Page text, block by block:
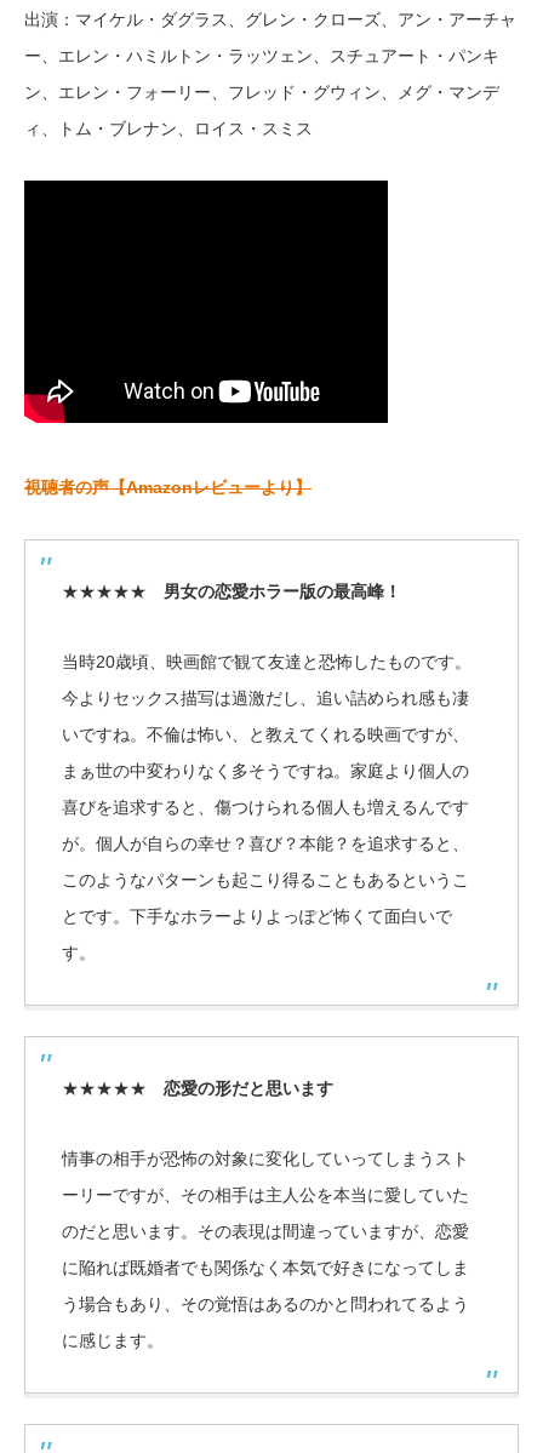
出演：マイケル・ダグラス、グレン・クローズ、アン・アーチャ
ー、エレン・ハミルトン・ラッツェン、スチュアート・パンキ
ン、エレン・フォーリー、フレッド・グウィン、メグ・マンデ
ィ、トム・ブレナン、ロイス・スミス
視聴者の声【Amazonレビューより】
★★★★★ 男女の恋愛ホラー版の最高峰！
当時20歳頃、映画館で観て友達と恐怖したものです。
今よりセックス描写は過激だし、追い詰められ感も凄
いですね。不倫は怖い、と教えてくれる映画ですが、
まぁ世の中変わりなく多そうですね。家庭より個人の
喜びを追求すると、傷つけられる個人も増えるんです
が。個人が自らの幸せ？喜び？本能？を追求すると、
このようなパターンも起こり得ることもあるというこ
とです。下手なホラーよりよっぽど怖くて面白いで
す。
★★★★★ 恋愛の形だと思います
情事の相手が恐怖の対象に変化していってしまうスト
ーリーですが、その相手は主人公を本当に愛していた
のだと思います。その表現は間違っていますが、恋愛
に陥れば既婚者でも関係なく本気で好きになってしま
う場合もあり、その覚悟はあるのかと問われてるよう
に感じます。